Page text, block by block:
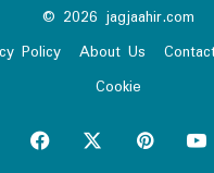
© 2026 jagjaahir.com
Policy About Us
Cookie
Facebook Pinterest